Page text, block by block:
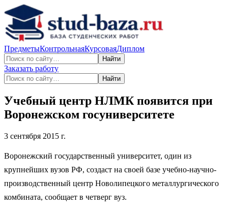
ПредметыКонтрольнаяКурсоваяДиплом
Найти
Заказать работу
Найти
Учебный центр НЛМК появится при
Воронежском госуниверситете
3 сентября 2015 г.
Воронежский государственный университет, один из
крупнейших вузов РФ, создаст на своей базе учебно-научно-
производственный центр Новолипецкого металлургического
комбината, сообщает в четверг вуз.